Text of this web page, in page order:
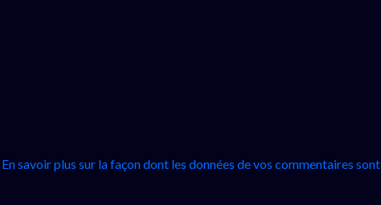
En savoir plus sur la façon dont les données de vos commentaires sont